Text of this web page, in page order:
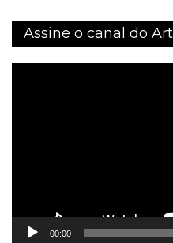
Assine o canal do
00:00